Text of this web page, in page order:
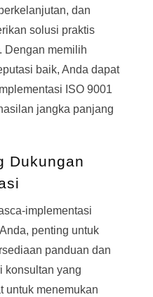
dan
solusi praktis
Dengan memilih
baik, Anda dapat
ISO 9001
jangka panjang
Dukungan
implementasi
penting untuk
panduan dan
konsultan yang
untuk menemukan